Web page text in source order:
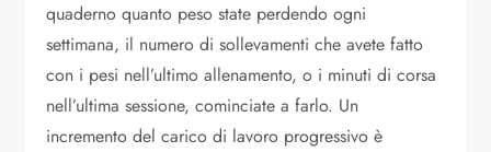
quaderno quanto peso state perdendo ogni
settimana, il numero di sollevamenti che avete fatto
con i pesi nell’ultimo allenamento, o i minuti di corsa
nell’ultima sessione, cominciate a farlo. Un
incremento del carico di lavoro progressivo è